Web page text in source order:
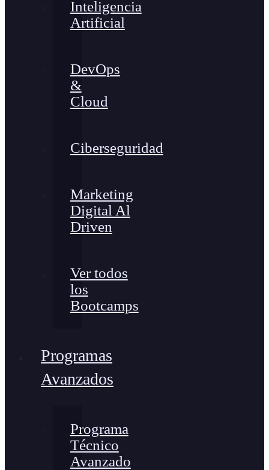
Inteligencia
Artificial
DevOps
&
Cloud
Ciberseguridad
Marketing
Digital Al
Driven
Ver todos
los
Bootcamps
Programas
Avanzados
Programa
Técnico
Avanzado